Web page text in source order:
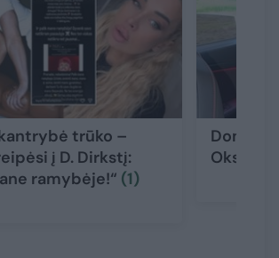
trūko –
į D. Dirkstį:
ramybėje!“ (1)